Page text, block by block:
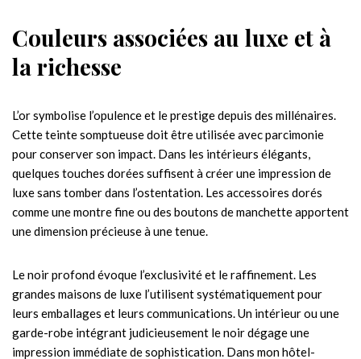
Couleurs associées au luxe et à
la richesse
L’or symbolise l’opulence et le prestige depuis des millénaires.
Cette teinte somptueuse doit être utilisée avec parcimonie
pour conserver son impact. Dans les intérieurs élégants,
quelques touches dorées suffisent à créer une impression de
luxe sans tomber dans l’ostentation. Les accessoires dorés
comme une montre fine ou des boutons de manchette apportent
une dimension précieuse à une tenue.
Le noir profond évoque l’exclusivité et le raffinement. Les
grandes maisons de luxe l’utilisent systématiquement pour
leurs emballages et leurs communications. Un intérieur ou une
garde-robe intégrant judicieusement le noir dégage une
impression immédiate de sophistication. Dans mon hôtel-